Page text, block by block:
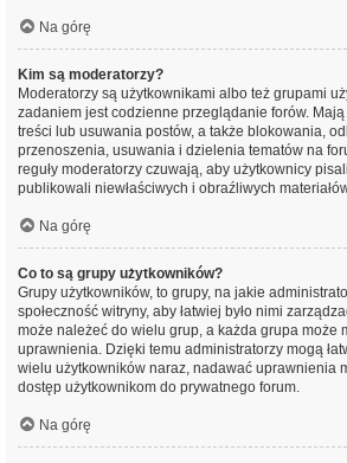
Na górę
Kim są moderatorzy?
Moderatorzy są użytkownikami albo też grupami
zadaniem jest codzienne przeglądanie forów.
treści lub usuwania postów, a także blokowania,
przenoszenia, usuwania i dzielenia tematów na
reguły moderatorzy czuwają, aby użytkownicy
publikowali niewłaściwych i obraźliwych
Na górę
Co to są grupy użytkowników?
Grupy użytkowników, to grupy, na jakie
społeczność witryny, aby łatwiej było nimi
może należeć do wielu grup, a każda grupa może
uprawnienia. Dzięki temu administratorzy mogą
wielu użytkowników naraz, nadawać uprawnienia
dostęp użytkownikom do prywatnego forum.
Na górę